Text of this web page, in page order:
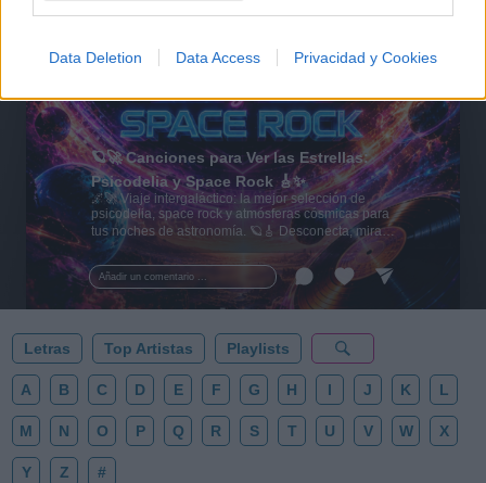
Data Deletion Data Access Privacidad y Cookies
Añadir un comentario ...
🪐🚀 Canciones para Ver las Estrellas:
Psicodelia y Space Rock 🎸✨
🌌🚀 Viaje intergaláctico: la mejor selección de
psicodelia, space rock y atmósferas cósmicas para
tus noches de astronomía. 🪐🎸 Desconecta, mira
al firmamento y siente la gravedad cero. 💾 ¡Guarda
esta colección para tu próxima noche estrellada!
✨⭐
Letras Top Artistas Playlists
A B C D E F G H I J K L
M N O P Q R S T U V W X
Y Z #